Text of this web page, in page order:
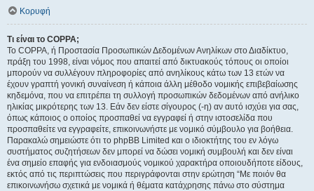
Κορυφή
Τι είναι το COPPA;
Το COPPA, ή Προστασία Προσωπικών Δεδομένων Ανηλίκων στο Διαδίκτυο,
πράξη του 1998, είναι νόμος που απαιτεί από δικτυακούς τόπους οι οποίοι
μπορούν να συλλέγουν πληροφορίες από ανηλίκους κάτω των 13 ετών να
έχουν γραπτή γονική συναίνεση ή κάποια άλλη μέθοδο νομικής επιβεβαίωσης
κηδεμόνα, που να επιτρέπει τη συλλογή προσωπικών δεδομένων από ανήλικο
ηλικίας μικρότερης των 13. Εάν δεν είστε σίγουρος (-η) αν αυτό ισχύει για σας,
όπως κάποιος ο οποίος προσπαθεί να εγγραφεί ή στην ιστοσελίδα που
προσπαθείτε να εγγραφείτε, επικοινωνήστε με νομικό σύμβουλο για βοήθεια.
Παρακαλώ σημειώστε ότι το phpBB Limited και ο ιδιοκτήτης του εν λόγω
συστήματος συζητήσεων δεν μπορεί να δώσει νομική συμβουλή και δεν είναι
ένα σημείο επαφής για ενδοιασμούς νομικού χαρακτήρα οποιουδήποτε είδους,
εκτός από τις περιπτώσεις που περιγράφονται στην ερώτηση “Με ποιόν θα
επικοινωνήσω σχετικά με νομικά ή θέματα κατάχρησης πάνω στο σύστημα